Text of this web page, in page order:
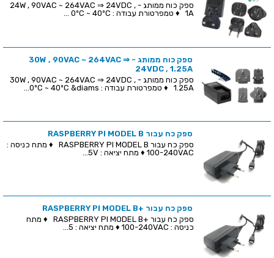
ספק כוח ממותג - 24W , 90VAC ~ 264VAC ⇒ 24VDC ,
1A ♦ טמפרטורת עבודה : 0ºC ~ 40ºC ...
ספק כוח ממותג - 30W , 90VAC ~ 264VAC ⇒
24VDC , 1.25A
ספק כוח ממותג - 30W , 90VAC ~ 264VAC ⇒ 24VDC ,
1.25A ♦ טמפרטורת עבודה : 0ºC ~ 40ºC &diams...
ספק כח עבור RASPBERRY PI MODEL B
ספק כח עבור RASPBERRY PI MODEL B ♦ מתח כניסה :
100-240VAC ♦ מתח יציאה : 5V...
ספק כח עבור +RASPBERRY PI MODEL B
ספק כח עבור +RASPBERRY PI MODEL B ♦ מתח
כניסה : 100-240VAC ♦ מתח יציאה : 5...